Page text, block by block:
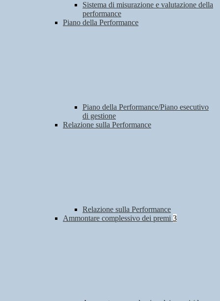
Sistema di misurazione e valutazione della
performance
Piano della Performance
Piano della Performance/Piano esecutivo
di gestione
Relazione sulla Performance
Relazione sulla Performance
Ammontare complessivo dei premi 3